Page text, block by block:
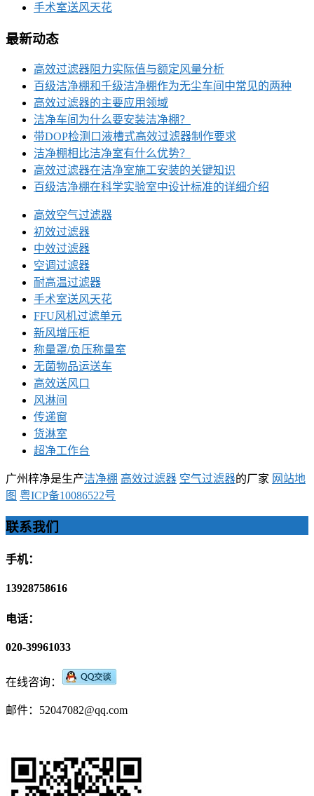
手术室送风天花
最新动态
高效过滤器阻力实际值与额定风量分析
百级洁净棚和千级洁净棚作为无尘车间中常见的两种
高效过滤器的主要应用领域
洁净车间为什么要安装洁净棚？
带DOP检测口液槽式高效过滤器制作要求
洁净棚相比洁净室有什么优势？
高效过滤器在洁净室施工安装的关键知识
百级洁净棚在科学实验室中设计标准的详细介绍
高效空气过滤器
初效过滤器
中效过滤器
空调过滤器
耐高温过滤器
手术室送风天花
FFU风机过滤单元
新风增压柜
称量罩/负压称量室
无菌物品运送车
高效送风口
风淋间
传递窗
货淋室
超净工作台
广州梓净是生产洁净棚 高效过滤器 空气过滤器的厂家 网站地
图 粤ICP备10086522号
联系我们
手机：
13928758616
电话：
020-39961033
在线咨询：
邮件：52047082@qq.com